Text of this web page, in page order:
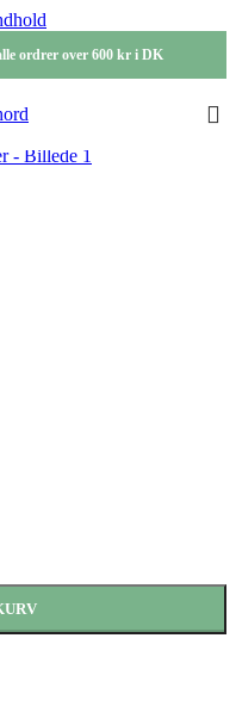
ordrer over 600 kr i DK